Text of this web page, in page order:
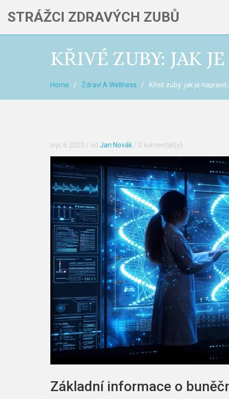
STRÁŽCI ZDRAVÝCH ZUBŮ
KŘIVÉ ZUBY: JAK
Home Zdraví A Wellness Křivé zuby: jak je
srp, 6 2023 / od Jan Novák / 0 komentář(y)
Základní informace o